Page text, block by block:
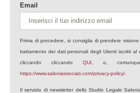
Email
Prima di procedere, si consiglia di prendere
trattamento dei dati personali degli Utenti iscritti al
cliccando cliccando QUI , o,
https://www.saloniassociati.com/privacy-policy/
Il servizio di newsletter dello Studio Legale